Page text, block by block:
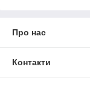
Про нас
Контакти